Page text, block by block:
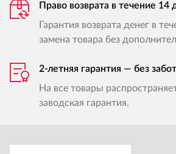
Право возврата в течение 14
Гарантия возврата денег в
замена товара без
2-летняя гарантия — без
На все товары
заводская гарантия.